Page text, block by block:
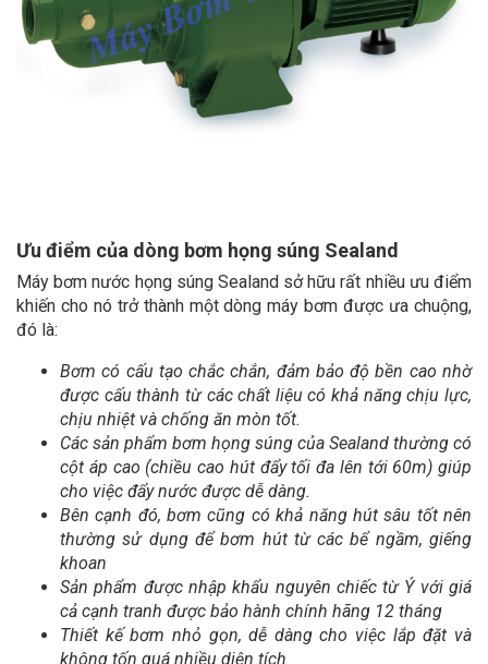
Ưu điểm của dòng bơm họng súng Sealand
Máy bơm nước họng súng Sealand sở hữu rất nhiều ưu điểm
khiến cho nó trở thành một dòng máy bơm được ưa chuộng,
đó là:
Bơm có cấu tạo chắc chắn, đảm bảo độ bền cao nhờ
được cấu thành từ các chất liệu có khả năng chịu lực,
chịu nhiệt và chống ăn mòn tốt.
Các sản phẩm bơm họng súng của Sealand thường có
cột áp cao (chiều cao hút đẩy tối đa lên tới 60m) giúp
cho việc đẩy nước được dễ dàng.
Bên cạnh đó, bơm cũng có khả năng hút sâu tốt nên
thường sử dụng để bơm hút từ các bể ngầm, giếng
khoan
Sản phẩm được nhập khẩu nguyên chiếc từ Ý với giá
cả cạnh tranh được bảo hành chính hãng 12 tháng
Thiết kế bơm nhỏ gọn, dễ dàng cho việc lắp đặt và
không tốn quá nhiều diện tích